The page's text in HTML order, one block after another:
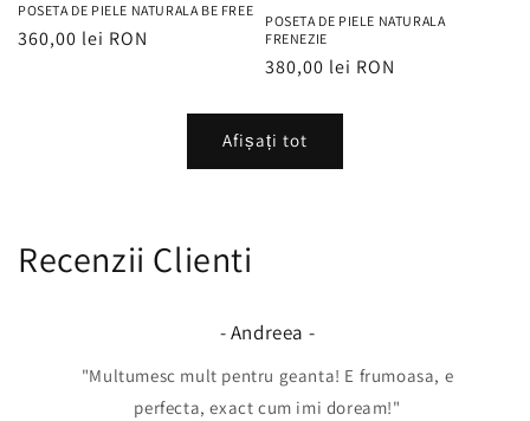
POSETA DE PIELE NATURALA BE FREE
Preț
360,00 lei RON
POSETA DE PIELE NATURALA
FRENEZIE
Preț
380,00 lei RON
Afișați tot
Recenzii Clienti
- Andreea -
"Multumesc mult pentru geanta! E frumoasa, e
perfecta, exact cum imi doream!"